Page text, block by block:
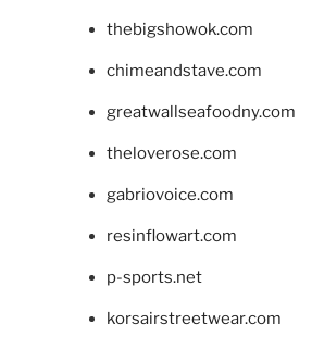
thebigshowok.com
chimeandstave.com
greatwallseafoodny.com
theloverose.com
gabriovoice.com
resinflowart.com
p-sports.net
korsairstreetwear.com